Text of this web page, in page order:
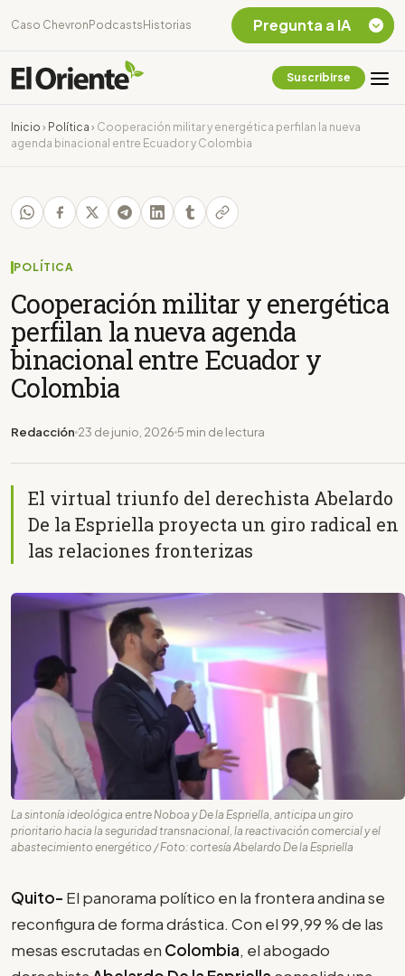
Caso Chevron Podcasts Historias
Suscribirse
Inicio › Política › Cooperación militar y energética perfilan la nueva
agenda binacional entre Ecuador y Colombia
POLÍTICA
Cooperación militar y energética
perfilan la nueva agenda
binacional entre Ecuador y
Colombia
Redacción 23 de junio, 2026 5 min de lectura
El virtual triunfo del derechista Abelardo
De la Espriella proyecta un giro radical en
las relaciones fronterizas
La sintonía ideológica entre Noboa y De la Espriella, anticipa un giro
prioritario hacia la seguridad transnacional, la reactivación comercial y el
abastecimiento energético / Foto: cortesía Abelardo De la Espriella
Quito- El panorama político en la frontera andina se
reconfigura de forma drástica. Con el 99,99 % de las
mesas escrutadas en Colombia, el abogado
Pregunta a IA
Chevron Ecuador